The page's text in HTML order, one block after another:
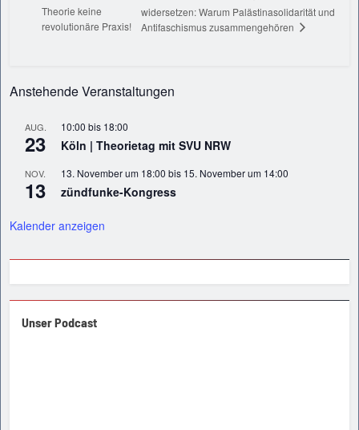
Theorie keine
revolutionäre Praxis!
widersetzen: Warum Palästinasolidarität und
Antifaschismus zusammengehören
Anstehende Veranstaltungen
AUG.
23
10:00 bis 18:00
Köln | Theorietag mit SVU NRW
NOV.
13
13. November um 18:00 bis 15. November um 14:00
zündfunke-Kongress
Kalender anzeigen
Unser Podcast